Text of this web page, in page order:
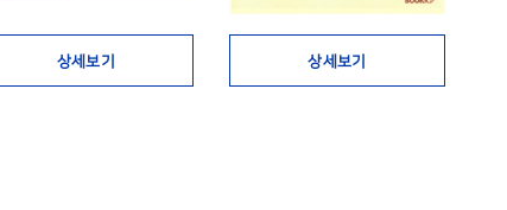
상세보기 상세보기